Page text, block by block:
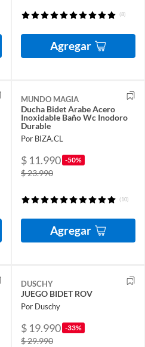
(8)
Agregar
MUNDO MAGIA
Ducha Bidet Arabe Acero
Inoxidable Baño Wc Inodoro
Durable
Por BIZA.CL
$ 11.990 -50%
$ 23.990
(10)
Agregar
DUSCHY
JUEGO BIDET ROV
Por Duschy
$ 19.990 -33%
$ 29.990